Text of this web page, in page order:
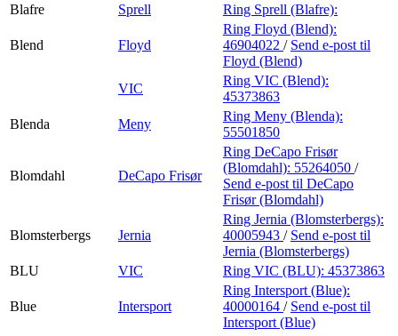
Blafre
Sprell Ring Sprell (Blafre):
Blend Floyd
Ring Floyd (Blend):
46904022 / Send e-post til
Floyd (Blend)
VIC
Ring VIC (Blend):
45373863
Blenda
Meny
Ring Meny (Blenda):
55501850
Blomdahl DeCapo Frisør
Ring DeCapo Frisør
(Blomdahl): 55264050 /
Send e-post til DeCapo
Frisør (Blomdahl)
Blomsterbergs Jernia
Ring Jernia (Blomsterbergs):
40005943 / Send e-post til
Jernia (Blomsterbergs)
BLU
VIC Ring VIC (BLU): 45373863
Blue Intersport
Ring Intersport (Blue):
40000164 / Send e-post til
Intersport (Blue)